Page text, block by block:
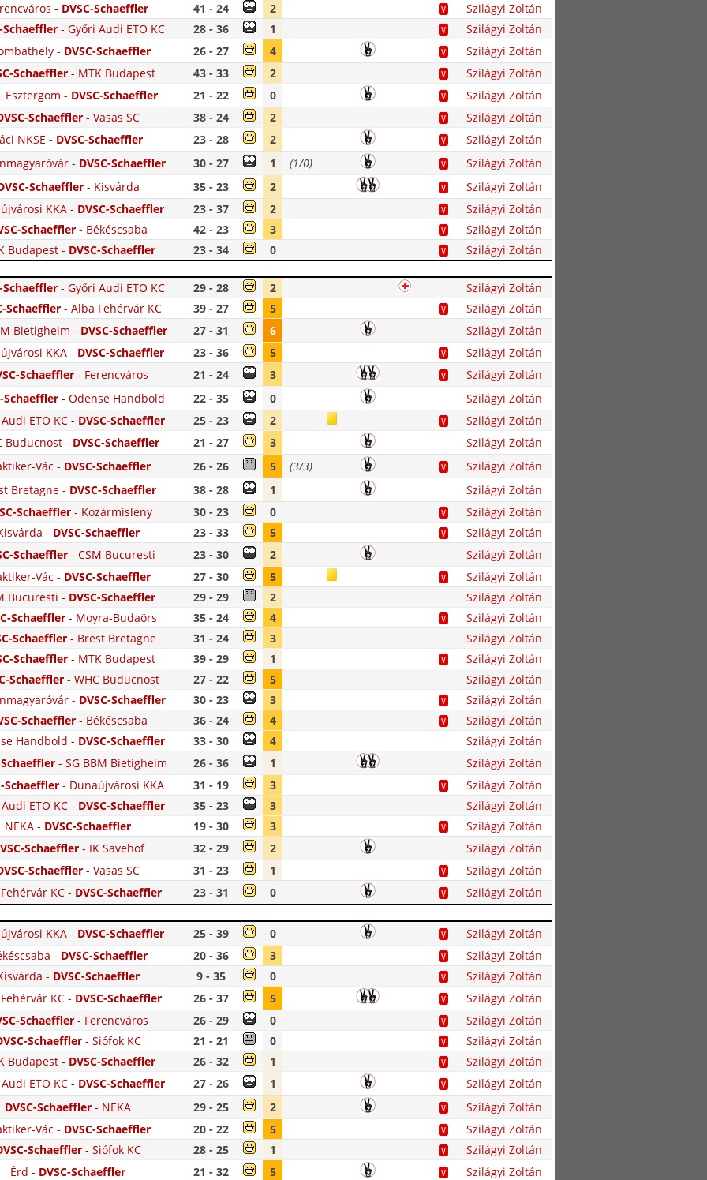
- DVSC-Schaeffler 41 - 24 2 V
Szilágyi Zoltán
Schaeffler - Győri Audi ETO KC 28 - 36 1 V
Szilágyi Zoltán
- DVSC-Schaeffler 26 - 27 4 V
Szilágyi Zoltán
Schaeffler- MTK Budapest 43 - 33 2 V
Szilágyi Zoltán
Esztergom - DVSC-Schaeffler 21 - 22 0 V
Szilágyi Zoltán
Schaeffler - Vasas SC 38 - 24 2 V
Szilágyi Zoltán
NKSE - DVSC-Schaeffler 23 - 28 2 V
Szilágyi Zoltán
- DVSC-Schaeffler 30 - 27 1 (1/0) V
Szilágyi Zoltán
Schaeffler- Kisvárda 35 - 23 2 V
Szilágyi Zoltán
KKA- DVSC-Schaeffler 23 - 37 2 V
Szilágyi Zoltán
Schaeffler- Békéscsaba 42 - 23 3 V
Szilágyi Zoltán
Budapest- DVSC-Schaeffler 23 - 34 0 V Szilágyi Zoltán
Schaeffler - Győri Audi ETO KC 29 - 28 2
Szilágyi Zoltán
Schaeffler - Alba Fehérvár KC 39 - 27 5 V
Szilágyi Zoltán
Bietigheim - DVSC-Schaeffler 27 - 31 6
Szilágyi Zoltán
KKA- DVSC-Schaeffler 23 - 36 5 V
Szilágyi Zoltán
Schaeffler - Ferencváros 21 - 24 3 V
Szilágyi Zoltán
Schaeffler- Odense Handbold 22 - 35 0
Szilágyi Zoltán
ETO KC - DVSC-Schaeffler 25 - 23 2 V
Szilágyi Zoltán
Buducnost- DVSC-Schaeffler 21 - 27 3
Szilágyi Zoltán
Vác - DVSC-Schaeffler 26 - 26 5 (3/3) V
Szilágyi Zoltán
Bretagne- DVSC-Schaeffler 38 - 28 1
Szilágyi Zoltán
Schaeffler- Kozármisleny 30 - 23 0 V
Szilágyi Zoltán
- DVSC-Schaeffler 23 - 33 5 V
Szilágyi Zoltán
Schaeffler- CSM Bucuresti 23 - 30 2
Szilágyi Zoltán
Vác - DVSC-Schaeffler 27 - 30 5 V
Szilágyi Zoltán
Bucuresti - DVSC-Schaeffler 29 - 29 2
Szilágyi Zoltán
Schaeffler - Moyra-Budaörs 35 - 24 4 V
Szilágyi Zoltán
Schaeffler- Brest Bretagne 31 - 24 3
Szilágyi Zoltán
Schaeffler- MTK Budapest 39 - 29 1 V
Szilágyi Zoltán
Schaeffler- WHC Buducnost 27 - 22 5
Szilágyi Zoltán
- DVSC-Schaeffler 30 - 23 3 V
Szilágyi Zoltán
Schaeffler- Békéscsaba 36 - 24 4 V
Szilágyi Zoltán
Handbold - DVSC-Schaeffler 33 - 30 4
Szilágyi Zoltán
Schaeffler - SG BBM Bietigheim 26 - 36 1
Szilágyi Zoltán
Schaeffler- Dunaújvárosi KKA 31 - 19 3 V
Szilágyi Zoltán
ETO KC - DVSC-Schaeffler 35 - 23 3
Szilágyi Zoltán
NEKA - DVSC-Schaeffler 19 - 30 3 V
Szilágyi Zoltán
Schaeffler- IK Savehof 32 - 29 2
Szilágyi Zoltán
Schaeffler - Vasas SC 31 - 23 1 V
Szilágyi Zoltán
KC - DVSC-Schaeffler 23 - 31 0 V Szilágyi Zoltán
KKA- DVSC-Schaeffler 25 - 39 0 V
Szilágyi Zoltán
- DVSC-Schaeffler 20 - 36 3 V
Szilágyi Zoltán
- DVSC-Schaeffler 9 - 35 0 V
Szilágyi Zoltán
KC - DVSC-Schaeffler 26 - 37 5 V
Szilágyi Zoltán
Schaeffler - Ferencváros 26 - 29 0 V
Szilágyi Zoltán
Schaeffler- Siófok KC 21 - 21 0 V
Szilágyi Zoltán
Budapest- DVSC-Schaeffler 26 - 32 1 V
Szilágyi Zoltán
ETO KC - DVSC-Schaeffler 27 - 26 1 V
Szilágyi Zoltán
DVSC-Schaeffler - NEKA 29 - 25 2 V
Szilágyi Zoltán
Vác - DVSC-Schaeffler 20 - 22 5 V
Szilágyi Zoltán
Schaeffler- Siófok KC 28 - 25 1 V
Szilágyi Zoltán
Érd - DVSC-Schaeffler 21 - 32 5 V Szilágyi Zoltán